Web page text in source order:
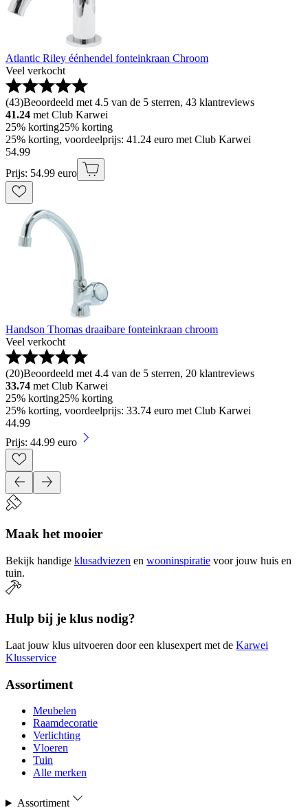
Atlantic Riley éénhendel fonteinkraan Chroom
Veel verkocht
(43)Beoordeeld met 4.5 van de 5 sterren, 43 klantreviews
41.24 met Club Karwei
25% korting25% korting
25% korting, voordeelprijs: 41.24 euro met Club Karwei
54.99
Prijs: 54.99 euro
Handson Thomas draaibare fonteinkraan chroom
Veel verkocht
(20)Beoordeeld met 4.4 van de 5 sterren, 20 klantreviews
33.74 met Club Karwei
25% korting25% korting
25% korting, voordeelprijs: 33.74 euro met Club Karwei
44.99
Prijs: 44.99 euro
Maak het mooier
Bekijk handige klusadviezen en wooninspiratie voor jouw huis en
tuin.
Hulp bij je klus nodig?
Laat jouw klus uitvoeren door een klusexpert met de Karwei
Klusservice
Assortiment
Meubelen
Raamdecoratie
Verlichting
Vloeren
Tuin
Alle merken
Assortiment